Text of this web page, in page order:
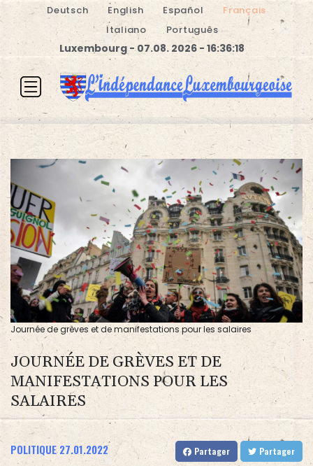
Deutsch English Español
Français
Italiano
Português
Luxembourg - 07.08. 2026 - 16:36:19
Journée de grèves et de manifestations pour les salaires
JOURNÉE DE GRÈVES ET DE
MANIFESTATIONS POUR LES
SALAIRES
POLITIQUE 27.01.2022 Partager Partager